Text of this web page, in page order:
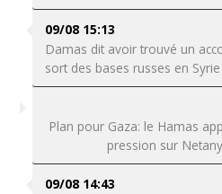
09/08 15:13
Damas dit avoir trouvé un
sort des bases russes en Syrie
Plan pour Gaza: le Hamas
pression sur
09/08 14:43